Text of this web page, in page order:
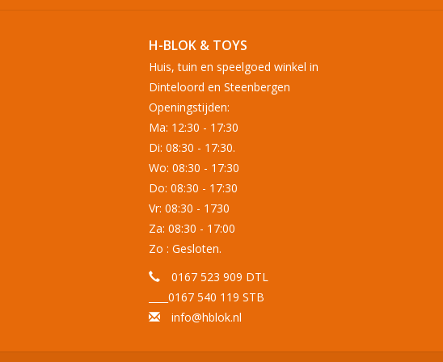
H-BLOK & TOYS
Huis, tuin en speelgoed winkel in
Dinteloord en Steenbergen
Openingstijden:
Ma: 12:30 - 17:30
Di: 08:30 - 17:30.
Wo: 08:30 - 17:30
Do: 08:30 - 17:30
Vr: 08:30 - 1730
Za: 08:30 - 17:00
Zo : Gesloten.
0167 523 909 DTL
____0167 540 119 STB
info@hblok.nl